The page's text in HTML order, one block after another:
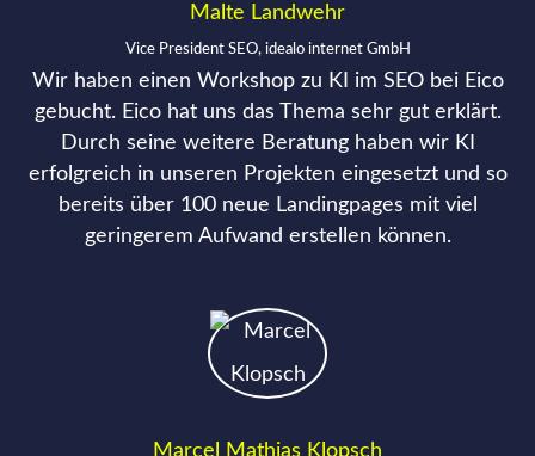
Malte Landwehr
Vice President SEO, idealo internet GmbH
Wir haben einen Workshop zu KI im SEO bei Eico
gebucht. Eico hat uns das Thema sehr gut erklärt.
Durch seine weitere Beratung haben wir KI
erfolgreich in unseren Projekten eingesetzt und so
bereits über 100 neue Landingpages mit viel
geringerem Aufwand erstellen können.
Marcel Mathias Klopsch